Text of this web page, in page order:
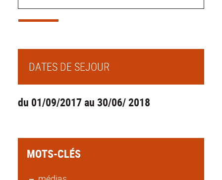
DATES DE SEJOUR
du 01/09/2017 au 30/06/ 2018
MOTS-CLÉS